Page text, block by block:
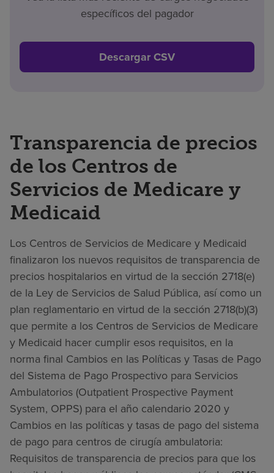
específicos del pagador
Descargar CSV
Transparencia de precios
de los Centros de
Servicios de Medicare y
Medicaid
Los Centros de Servicios de Medicare y Medicaid
finalizaron los nuevos requisitos de transparencia de
precios hospitalarios en virtud de la sección 2718(e)
de la Ley de Servicios de Salud Pública, así como un
plan reglamentario en virtud de la sección 2718(b)(3)
que permite a los Centros de Servicios de Medicare
y Medicaid hacer cumplir esos requisitos, en la
norma final Cambios en las Políticas y Tasas de Pago
del Sistema de Pago Prospectivo para Servicios
Ambulatorios (Outpatient Prospective Payment
System, OPPS) para el año calendario 2020 y
Cambios en las políticas y tasas de pago del sistema
de pago para centros de cirugía ambulatoria:
Requisitos de transparencia de precios para que los